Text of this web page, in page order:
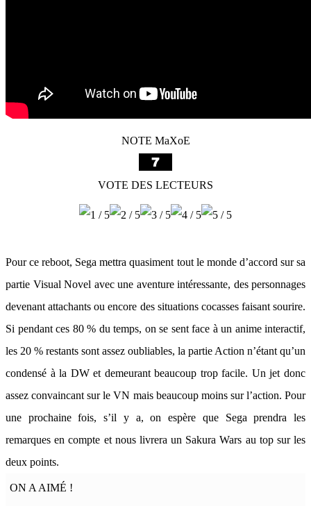
NOTE MaXoE
VOTE DES LECTEURS
Pour ce reboot, Sega mettra quasiment tout le monde d’accord sur sa
partie Visual Novel avec une aventure intéressante, des personnages
devenant attachants ou encore des situations cocasses faisant sourire.
Si pendant ces 80 % du temps, on se sent face à un anime interactif,
les 20 % restants sont assez oubliables, la partie Action n’étant qu’un
condensé à la DW et demeurant beaucoup trop facile. Un jet donc
assez convaincant sur le VN mais beaucoup moins sur l’action. Pour
une prochaine fois, s’il y a, on espère que Sega prendra les
remarques en compte et nous livrera un Sakura Wars au top sur les
deux points.
ON A AIMÉ !